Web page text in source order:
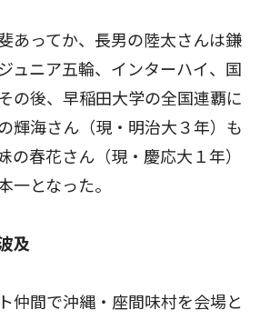
あってか、長男の陸太さんは鎌
ュニア五輪、インターハイ、国
の後、早稲田大学の全国連覇に
輝海さん（現・明治大３年）も
の春花さん（現・慶応大１年）
一となった。
及
仲間で沖縄・座間味村を会場と